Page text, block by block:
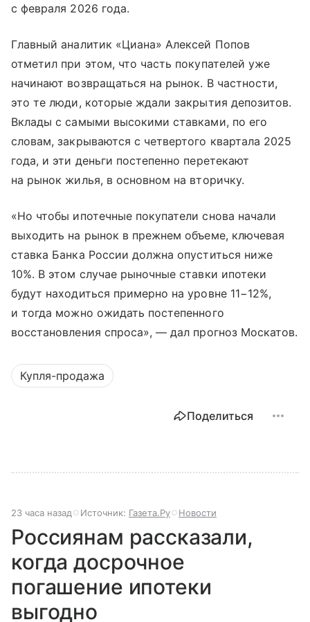
с февраля 2026 года.
Главный аналитик «Циана» Алексей Попов
отметил при этом, что часть покупателей уже
начинают возвращаться на рынок. В частности,
это те люди, которые ждали закрытия депозитов.
Вклады с самыми высокими ставками, по его
словам, закрываются с четвертого квартала 2025
года, и эти деньги постепенно перетекают
на рынок жилья, в основном на вторичку.
«Но чтобы ипотечные покупатели снова начали
выходить на рынок в прежнем объеме, ключевая
ставка Банка России должна опуститься ниже
10%. В этом случае рыночные ставки ипотеки
будут находиться примерно на уровне 11−12%,
и тогда можно ожидать постепенного
восстановления спроса», — дал прогноз Москатов.
Купля-продажа
Поделиться
23 часа назад Источник: Газета.Ру Новости
Россиянам рассказали,
когда досрочное
погашение ипотеки
выгодно